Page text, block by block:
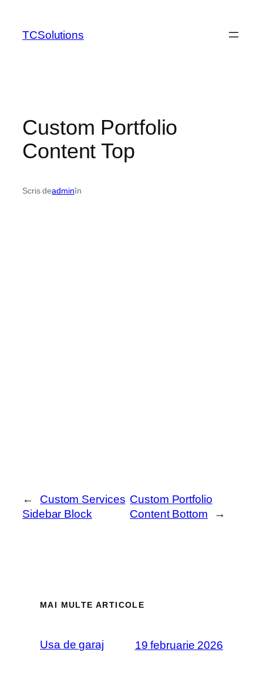
TCSolutions
Custom Portfolio
Content Top
Scris deadminîn
←
Custom Services
Sidebar Block
Custom Portfolio
Content Bottom
→
MAI MULTE ARTICOLE
Usa de garaj 19 februarie 2026